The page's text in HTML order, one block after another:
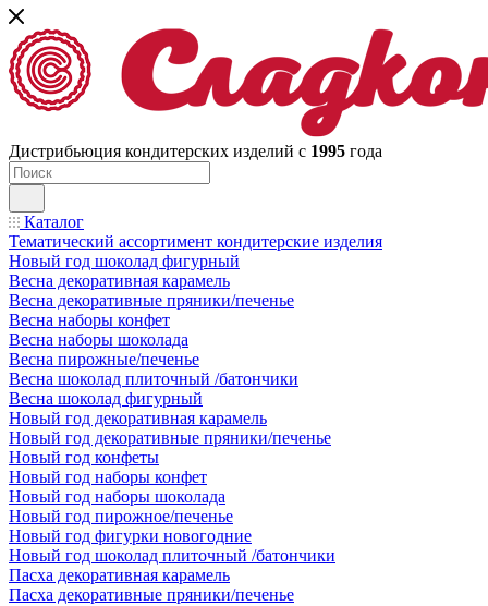
Дистрибьюция кондитерских изделий с 1995 года
Каталог
Тематический ассортимент кондитерские изделия
Новый год шоколад фигурный
Весна декоративная карамель
Весна декоративные пряники/печенье
Весна наборы конфет
Весна наборы шоколада
Весна пирожные/печенье
Весна шоколад плиточный /батончики
Весна шоколад фигурный
Новый год декоративная карамель
Новый год декоративные пряники/печенье
Новый год конфеты
Новый год наборы конфет
Новый год наборы шоколада
Новый год пирожное/печенье
Новый год фигурки новогодние
Новый год шоколад плиточный /батончики
Пасха декоративная карамель
Пасха декоративные пряники/печенье